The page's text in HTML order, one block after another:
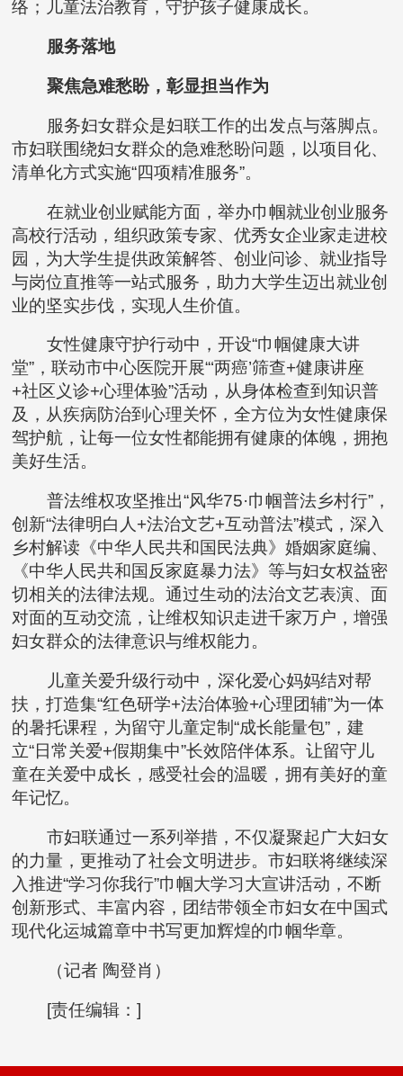
络；儿童法治教育，守护孩子健康成长。
服务落地
聚焦急难愁盼，彰显担当作为
服务妇女群众是妇联工作的出发点与落脚点。
市妇联围绕妇女群众的急难愁盼问题，以项目化、
清单化方式实施“四项精准服务”。
在就业创业赋能方面，举办巾帼就业创业服务
高校行活动，组织政策专家、优秀女企业家走进校
园，为大学生提供政策解答、创业问诊、就业指导
与岗位直推等一站式服务，助力大学生迈出就业创
业的坚实步伐，实现人生价值。
女性健康守护行动中，开设“巾帼健康大讲
堂”，联动市中心医院开展“‘两癌’筛查+健康讲座
+社区义诊+心理体验”活动，从身体检查到知识普
及，从疾病防治到心理关怀，全方位为女性健康保
驾护航，让每一位女性都能拥有健康的体魄，拥抱
美好生活。
普法维权攻坚推出“风华75·巾帼普法乡村行”，
创新“法律明白人+法治文艺+互动普法”模式，深入
乡村解读《中华人民共和国民法典》婚姻家庭编、
《中华人民共和国反家庭暴力法》等与妇女权益密
切相关的法律法规。通过生动的法治文艺表演、面
对面的互动交流，让维权知识走进千家万户，增强
妇女群众的法律意识与维权能力。
儿童关爱升级行动中，深化爱心妈妈结对帮
扶，打造集“红色研学+法治体验+心理团辅”为一体
的暑托课程，为留守儿童定制“成长能量包”，建
立“日常关爱+假期集中”长效陪伴体系。让留守儿
童在关爱中成长，感受社会的温暖，拥有美好的童
年记忆。
市妇联通过一系列举措，不仅凝聚起广大妇女
的力量，更推动了社会文明进步。市妇联将继续深
入推进“学习你我行”巾帼大学习大宣讲活动，不断
创新形式、丰富内容，团结带领全市妇女在中国式
现代化运城篇章中书写更加辉煌的巾帼华章。
（记者 陶登肖 ）
[责任编辑：]